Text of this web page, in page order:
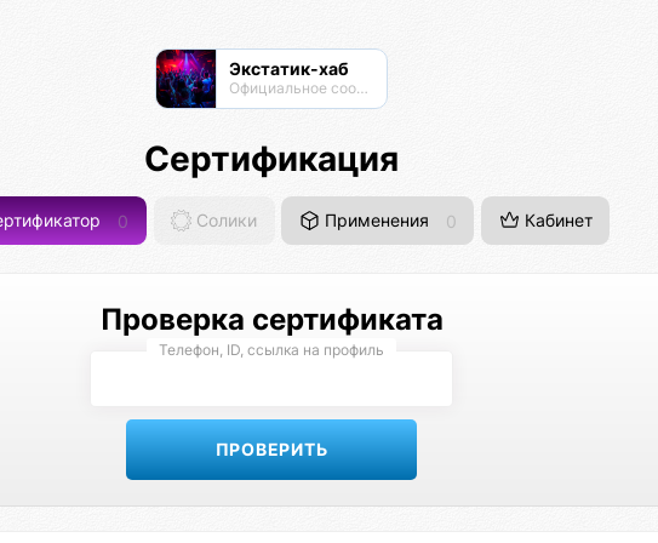
Экстатик-хаб
Официальное сообщество Омисты
Сертификация
0 Солики Применения 0 Кабинет
Проверка сертификата
Телефон, ID, ссылка на профиль